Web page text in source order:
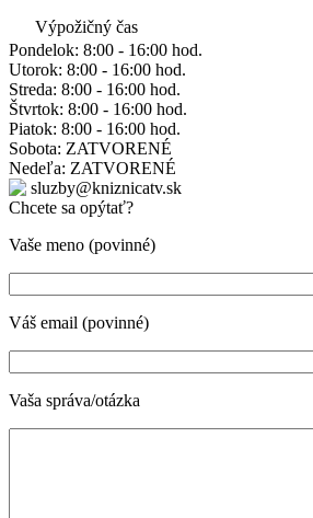
Výpožičný čas
Pondelok: 8:00 - 16:00 hod.
Utorok: 8:00 - 16:00 hod.
Streda: 8:00 - 16:00 hod.
Štvrtok: 8:00 - 16:00 hod.
Piatok: 8:00 - 16:00 hod.
Sobota: ZATVORENÉ
Nedeľa: ZATVORENÉ
sluzby@kniznicatv.sk
Chcete sa opýtať?
Vaše meno (povinné)
Váš email (povinné)
Vaša správa/otázka